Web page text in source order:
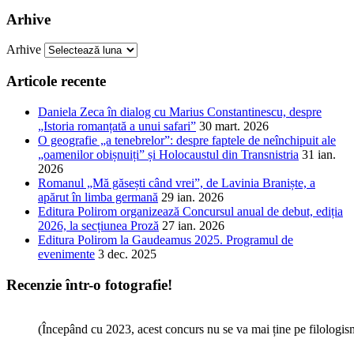
Arhive
Arhive
Articole recente
Daniela Zeca în dialog cu Marius Constantinescu, despre
„Istoria romanțată a unui safari” 30 mart. 2026
O geografie „a tenebrelor”: despre faptele de neînchipuit ale
„oamenilor obișnuiți” și Holocaustul din Transnistria 31 ian.
2026
Romanul „Mă găsești când vrei”, de Lavinia Braniște, a
apărut în limba germană 29 ian. 2026
Editura Polirom organizează Concursul anual de debut, ediția
2026, la secțiunea Proză 27 ian. 2026
Editura Polirom la Gaudeamus 2025. Programul de
evenimente 3 dec. 2025
Recenzie într-o fotografie!
(Începând cu 2023, acest concurs nu se va mai ține pe